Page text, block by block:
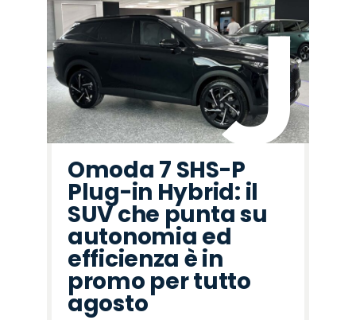
Omoda 7 SHS-P
Plug-in Hybrid: il
SUV che punta su
autonomia ed
efficienza è in
promo per tutto
agosto